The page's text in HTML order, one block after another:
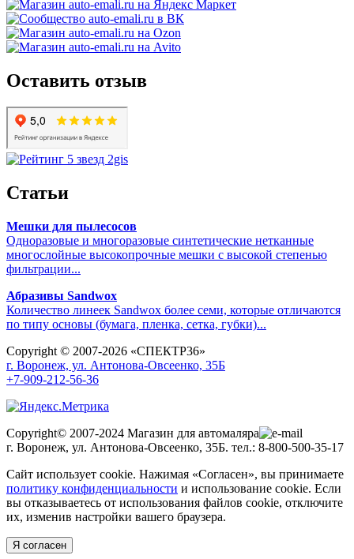
Оставить отзыв
Статьи
Мешки для пылесосов
Одноразовые и многоразовые синтетические нетканные
многослойные высокопрочные мешки с высокой степенью
фильтрации...
Абразивы Sandwox
Количество линеек Sandwox более семи, которые отличаются
по типу основы (бумага, пленка, сетка, губки)...
Copyright © 2007-2026 «СПЕКТР36»
г. Воронеж, ул. Антонова-Овсеенко, 35Б
+7-909-212-56-36
Copyright© 2007-2024 Магазин для автомаляра
г. Воронеж, ул. Антонова-Овсеенко, 35Б. тел.: 8-800-500-35-17
Сайт использует cookie. Нажимая «Согласен», вы принимаете
политику конфиденциальности и использование cookie. Если
вы отказываетесь от использования файлов cookie, отключите
их, изменив настройки вашего браузера.
Я согласен